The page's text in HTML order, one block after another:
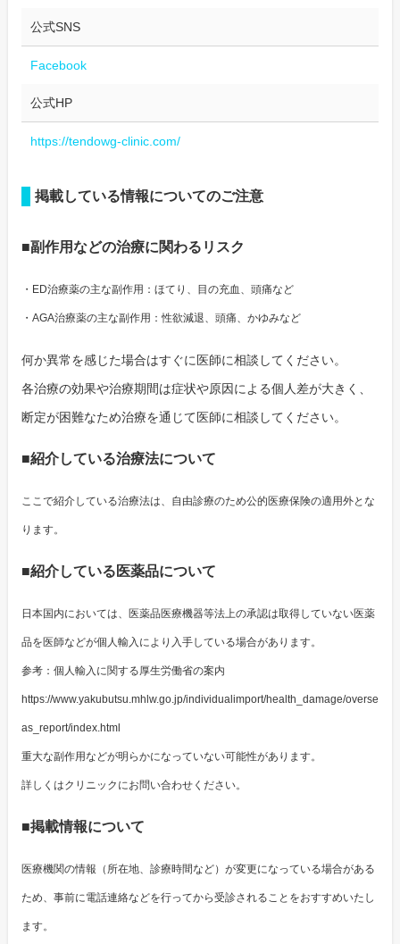
公式SNS
Facebook
公式HP
https://tendowg-clinic.com/
掲載している情報についてのご注意
■副作用などの治療に関わるリスク
・ED治療薬の主な副作用：ほてり、目の充血、頭痛など
・AGA治療薬の主な副作用：性欲減退、頭痛、かゆみなど
何か異常を感じた場合はすぐに医師に相談してください。
各治療の効果や治療期間は症状や原因による個人差が大きく、
断定が困難なため治療を通じて医師に相談してください。
■紹介している治療法について
ここで紹介している治療法は、自由診療のため公的医療保険の適用外とな
ります。
■紹介している医薬品について
日本国内においては、医薬品医療機器等法上の承認は取得していない医薬
品を医師などが個人輸入により入手している場合があります。
参考：個人輸入に関する厚生労働省の案内
https://www.yakubutsu.mhlw.go.jp/individualimport/health_damage/overse
as_report/index.html
重大な副作用などが明らかになっていない可能性があります。
詳しくはクリニックにお問い合わせください。
■掲載情報について
医療機関の情報（所在地、診療時間など）が変更になっている場合がある
ため、事前に電話連絡などを行ってから受診されることをおすすめいたし
ます。